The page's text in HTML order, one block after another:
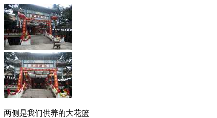
两侧是我们供养的大花篮：